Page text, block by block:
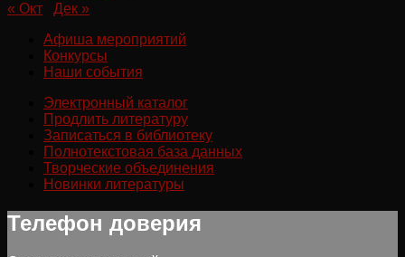
« Окт
Дек »
Афиша мероприятий
Конкурсы
Наши события
Электронный каталог
Продлить литературу
Записаться в библиотеку
Полнотекстовая база данных
Творческие объединения
Новинки литературы
Телефон доверия